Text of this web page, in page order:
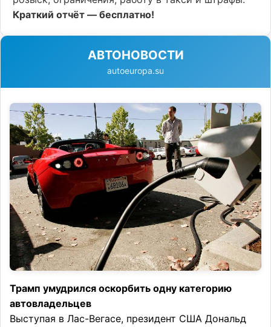
Краткий отчёт — бесплатно!
АВТОНОВОСТИ
autoeuropa.su
Трамп умудрился оскорбить одну категорию
автовладельцев
Выступая в Лас-Вегасе, президент США Дональд